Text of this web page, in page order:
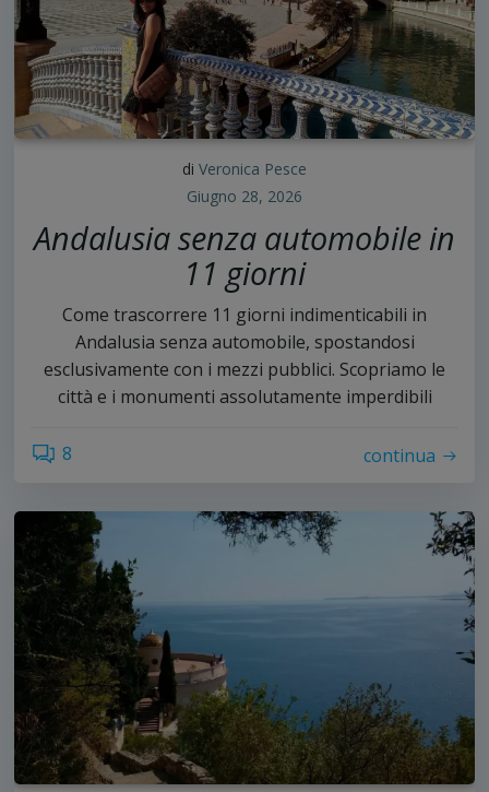
di Veronica Pesce
Giugno 28, 2026
Andalusia senza automobile in
11 giorni
Come trascorrere 11 giorni indimenticabili in
Andalusia senza automobile, spostandosi
esclusivamente con i mezzi pubblici. Scopriamo le
città e i monumenti assolutamente imperdibili
8 continua